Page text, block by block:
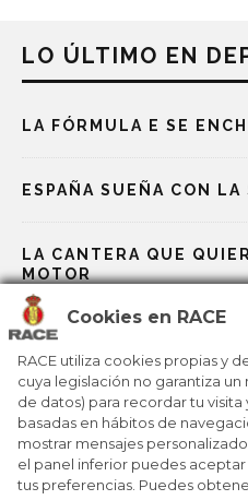
Cookies en RACE
RACE utiliza cookies propias y
cuya legislación no garantiza
de datos) para recordar tu
basadas en hábitos de
mostrar mensajes
el panel inferior puedes
tus preferencias. Puedes
LO ÚLTIMO EN
LA FÓRMULA E SE
ESPAÑA SUEÑA CON
LA CANTERA QUE
MOTOR
LAS BAZAS ESPAÑOLAS
MILÁN-CORTINA
MILANO CORTINA